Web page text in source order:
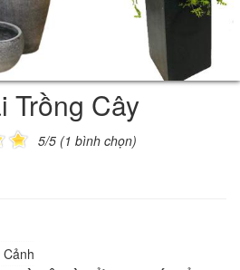
Trồng Cây
5/5 (1 bình chọn)